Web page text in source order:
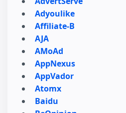
Adyoulike
Affiliate-B
AJA
AMoAd
AppNexus
AppVador
Atomx
Baidu